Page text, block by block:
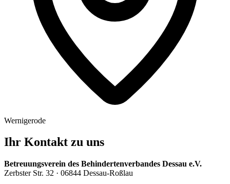
Wernigerode
Ihr Kontakt zu uns
Betreuungsverein des Behindertenverbandes Dessau e.V.
Zerbster Str. 32 · 06844 Dessau-Roßlau